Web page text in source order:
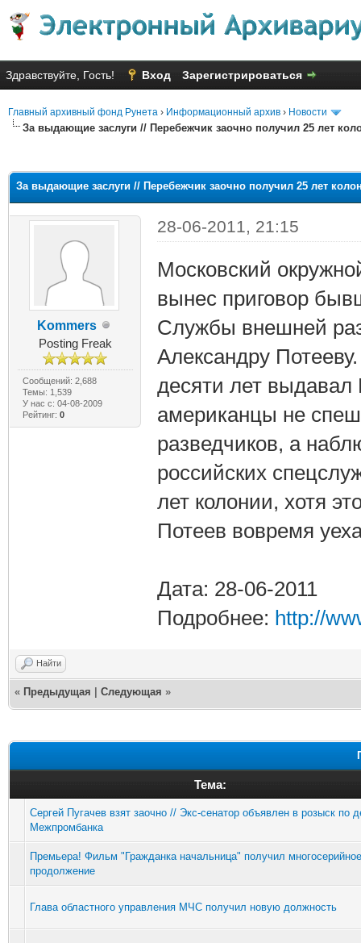
Здравствуйте, Гость! Вход Зарегистрироваться
Главный архивный фонд Рунета › Информационный архив › Новости
За выдающие заслуги // Перебежчик заочно получил 25 лет
За выдающие заслуги // Перебежчик заочно получил 25 лет
Kommers
Posting Freak
Сообщений: 2,688
Темы: 1,539
У нас с: 04-08-2009
Рейтинг: 0
28-06-2011, 21:15
Московский
вынес приговор
Службы внешней
Александру
десяти лет
американцы не
разведчиков, а
российских
лет колонии, хотя
Потеев вовремя
Дата: 28-06-2011
Подробнее: http://
Найти
« Предыдущая Следующая »
Тема:
Сергей Пугачев взят заочно // Экс-сенатор объявлен в розыск по
Межпромбанка
Премьера! Фильм "Гражданка начальница" получил многосерийное
продолжение
Глава областного управления МЧС получил новую должность